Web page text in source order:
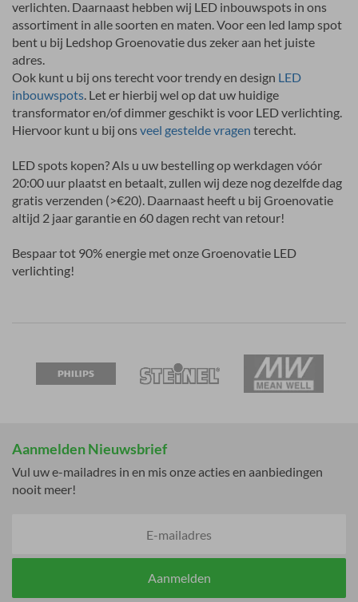
verlichten. Daarnaast hebben wij LED inbouwspots in ons
assortiment in alle soorten en maten. Voor een led lamp spot
bent u bij Ledshop Groenovatie dus zeker aan het juiste
adres.
Ook kunt u bij ons terecht voor trendy en design LED
inbouwspots. Let er hierbij wel op dat uw huidige
transformator en/of dimmer geschikt is voor LED verlichting.
Hiervoor kunt u bij onsveel gestelde vragen terecht.
LED spots kopen? Als u uw bestelling op werkdagen vóór
20:00 uur plaatst en betaalt, zullen wij deze nog dezelfde dag
gratis verzenden (>€20). Daarnaast heeft u bij Groenovatie
altijd 2 jaar garantie en 60 dagen recht van retour!
Bespaar tot 90% energie met onze Groenovatie LED
verlichting!
Aanmelden Nieuwsbrief
Vul uw e-mailadres in en mis onze acties en aanbiedingen
nooit meer!
Aanmelden